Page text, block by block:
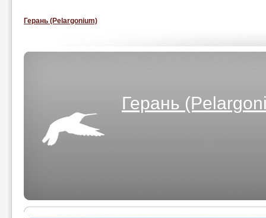
Герань (Pelargonium)
Герань